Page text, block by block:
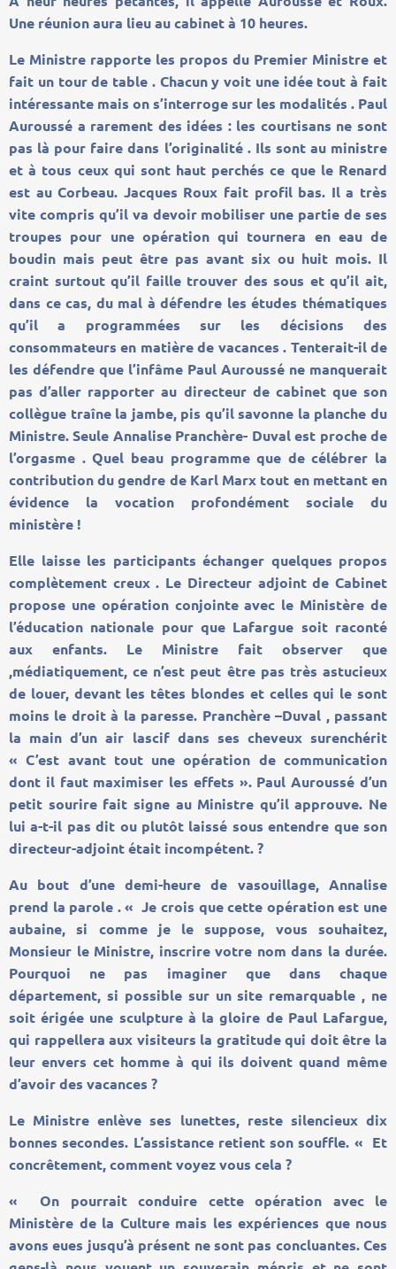
Une réunion aura lieu au cabinet à 10 heures.
Le Ministre rapporte les propos du Premier Ministre et
fait un tour de table . Chacun y voit une idée tout à fait
intéressante mais on s’interroge sur les modalités . Paul
Auroussé a rarement des idées : les courtisans ne sont
pas là pour faire dans l’originalité . Ils sont au ministre
et à tous ceux qui sont haut perchés ce que le Renard
est au Corbeau. Jacques Roux fait profil bas. Il a très
vite compris qu’il va devoir mobiliser une partie de ses
troupes pour une opération qui tournera en eau de
boudin mais peut être pas avant six ou huit mois. Il
craint surtout qu’il faille trouver des sous et qu’il ait,
dans ce cas, du mal à défendre les études thématiques
qu’il a programmées sur les décisions des
consommateurs en matière de vacances . Tenterait-il de
les défendre que l’infâme Paul Auroussé ne manquerait
pas d’aller rapporter au directeur de cabinet que son
collègue traîne la jambe, pis qu’il savonne la planche du
Ministre. Seule Annalise Pranchère- Duval est proche de
l’orgasme . Quel beau programme que de célébrer la
contribution du gendre de Karl Marx tout en mettant en
évidence la vocation profondément sociale du
ministère !
Elle laisse les participants échanger quelques propos
complètement creux . Le Directeur adjoint de Cabinet
propose une opération conjointe avec le Ministère de
l’éducation nationale pour que Lafargue soit raconté
aux enfants. Le Ministre fait observer que
,médiatiquement, ce n’est peut être pas très astucieux
de louer, devant les têtes blondes et celles qui le sont
moins le droit à la paresse. Pranchère –Duval , passant
la main d’un air lascif dans ses cheveux surenchérit
« C’est avant tout une opération de communication
dont il faut maximiser les effets ». Paul Auroussé d’un
petit sourire fait signe au Ministre qu’il approuve. Ne
lui a-t-il pas dit ou plutôt laissé sous entendre que son
directeur-adjoint était incompétent. ?
Au bout d’une demi-heure de vasouillage, Annalise
prend la parole . « Je crois que cette opération est une
aubaine, si comme je le suppose, vous souhaitez,
Monsieur le Ministre, inscrire votre nom dans la durée.
Pourquoi ne pas imaginer que dans chaque
département, si possible sur un site remarquable , ne
soit érigée une sculpture à la gloire de Paul Lafargue,
qui rappellera aux visiteurs la gratitude qui doit être la
leur envers cet homme à qui ils doivent quand même
d’avoir des vacances ?
Le Ministre enlève ses lunettes, reste silencieux dix
bonnes secondes. L’assistance retient son souffle. « Et
concrêtement, comment voyez vous cela ?
« On pourrait conduire cette opération avec le
Ministère de la Culture mais les expériences que nous
avons eues jusqu’à présent ne sont pas concluantes. Ces